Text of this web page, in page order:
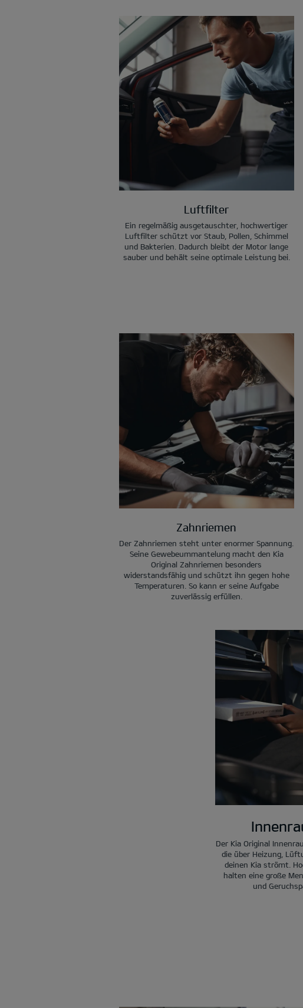
Luftfilter
Ein regelmäßig ausgetauschter, hochwertiger
Luftfilter schützt vor Staub, Pollen, Schimmel
und Bakterien. Dadurch bleibt der Motor lange
sauber und behält seine optimale Leistung bei.
Zahnriemen
Der Zahnriemen steht unter enormer Spannung.
Seine Gewebeummantelung macht den Kia
Original Zahnriemen besonders
widerstandsfähig und schützt ihn gegen hohe
Temperaturen. So kann er seine Aufgabe
zuverlässig erfüllen.
Der Kia Original
die über Heizung,
deinen Kia strömt.
halten eine große
und